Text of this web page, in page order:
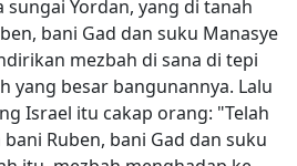
sungai Yordan, yang di tanah
bani Gad dan suku Manasye
mezbah di sana di tepi
yang besar bangunannya. Lalu
Israel itu cakap orang: "Telah
Ruben, bani Gad dan suku